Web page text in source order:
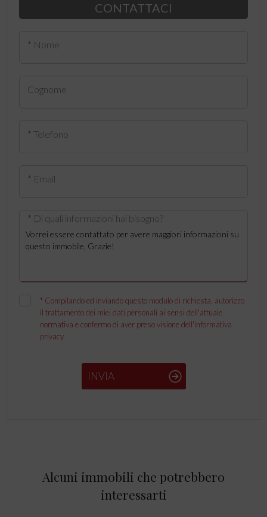
CONTATTACI
* Nome
Cognome
* Telefono
* Email
* Di quali informazioni hai bisogno?
* Compilando ed inviando questo modulo di richiesta, autorizzo
il trattamento dei miei dati personali ai sensi dell'attuale
normativa e confermo di aver preso visione dell'informativa
privacy.
INVIA
Alcuni immobili che potrebbero
interessarti